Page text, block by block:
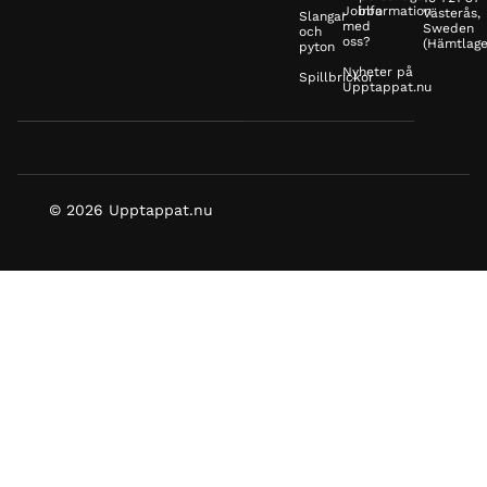
Slangar
och
pyton
Spillbrickor
Jobba
med
oss?
Nyheter på
Upptappat.nu
informationVästerås,
Sweden
© 2026 Upptappat.nu